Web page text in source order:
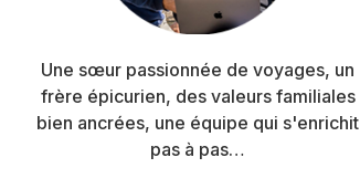
Une sœur passionnée de voyages, un
frère épicurien, des valeurs familiales
bien ancrées, une équipe qui s'enrichit
pas à pas…